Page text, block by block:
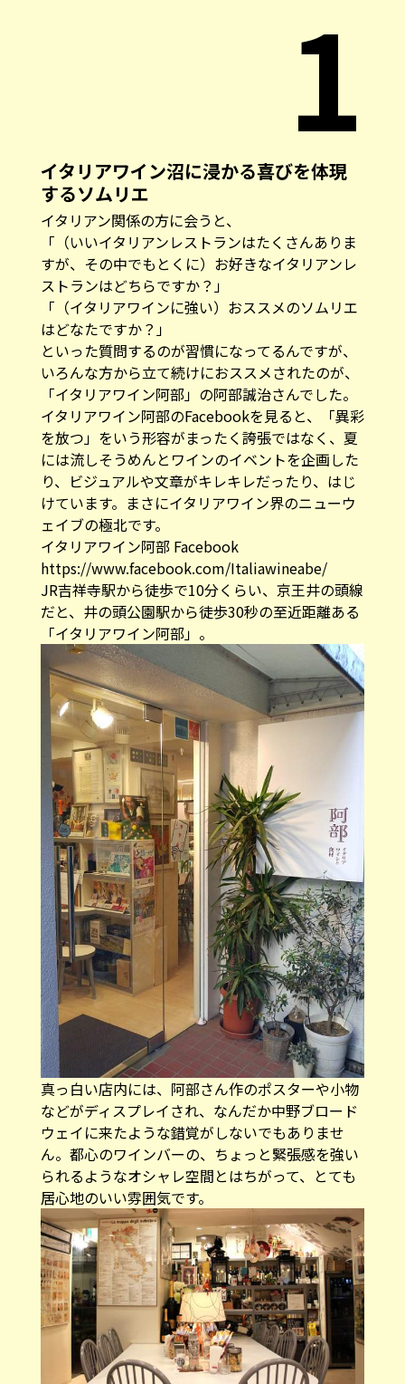
1
イタリアワイン沼に浸かる喜びを体現
するソムリエ
イタリアン関係の方に会うと、
「（いいイタリアンレストランはたくさんありま
すが、その中でもとくに）お好きなイタリアンレ
ストランはどちらですか？」
「（イタリアワインに強い）おススメのソムリエ
はどなたですか？」
といった質問するのが習慣になってるんですが、
いろんな方から立て続けにおススメされたのが、
「イタリアワイン阿部」の阿部誠治さんでした。
イタリアワイン阿部のFacebookを見ると、「異彩
を放つ」をいう形容がまったく誇張ではなく、 夏
には流しそうめんとワインのイベントを企画した
り、ビジュアルや文章がキレキレだったり、はじ
けています。まさにイタリアワイン界のニューウ
ェイブの極北です。
イタリアワイン阿部 Facebook
https://www.facebook.com/Italiawineabe/
JR吉祥寺駅から徒歩で10分くらい、京王井の頭線
だと、井の頭公園駅から徒歩30秒の至近距離ある
「イタリアワイン阿部」。
真っ白い店内には、阿部さん作のポスターや小物
などがディスプレイされ、なんだか中野ブロード
ウェイに来たような錯覚がしないでもありませ
ん。都心のワインバーの、ちょっと緊張感を強い
られるようなオシャレ空間とはちがって、とても
居心地のいい雰囲気です。